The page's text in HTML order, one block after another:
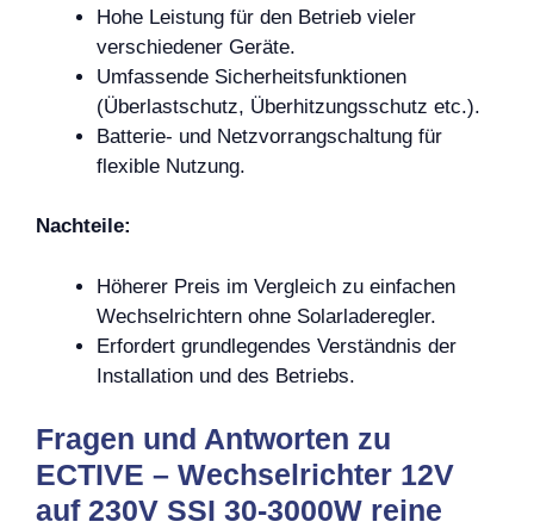
Hohe Leistung für den Betrieb vieler
verschiedener Geräte.
Umfassende Sicherheitsfunktionen
(Überlastschutz, Überhitzungsschutz etc.).
Batterie- und Netzvorrangschaltung für
flexible Nutzung.
Nachteile:
Höherer Preis im Vergleich zu einfachen
Wechselrichtern ohne Solarladeregler.
Erfordert grundlegendes Verständnis der
Installation und des Betriebs.
Fragen und Antworten zu
ECTIVE – Wechselrichter 12V
auf 230V SSI 30-3000W reine